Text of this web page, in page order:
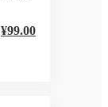
¥99.00